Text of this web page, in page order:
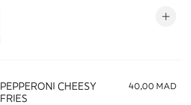
PEPPERONI CHEESY
FRIES
40,00 MAD